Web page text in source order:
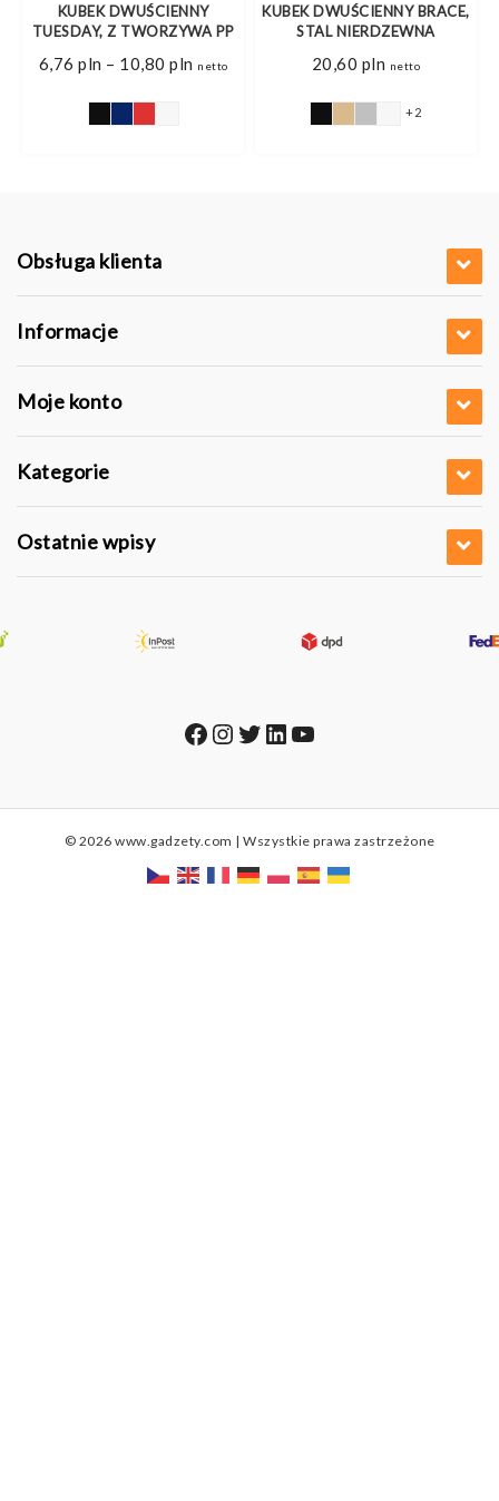
KUBEK DWUŚCIENNY
TUESDAY, Z TWORZYWA PP
6,76 pln – 10,80 pln Zakres
cen:
netto
KUBEK DWUŚCIENNY BRACE,
STAL NIERDZEWNA
20,60 pln netto
+2
Obsługa klienta
Informacje
Moje konto
Kategorie
Ostatnie wpisy
Facebook
Instagram
Twitter
LinkedIn
YouTube
© 2026 www.gadzety.com | Wszystkie prawa zastrzeżone